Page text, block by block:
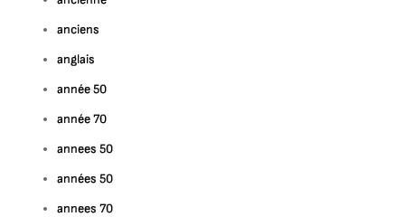
anciens
anglais
année 50
année 70
annees 50
années 50
annees 70